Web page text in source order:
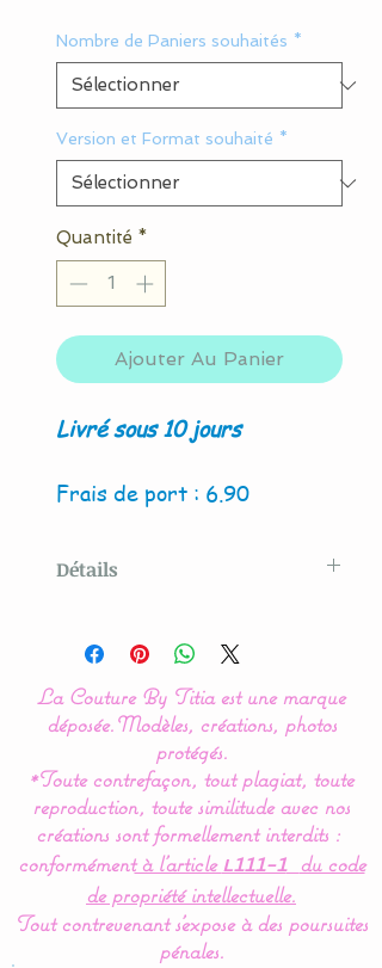
Nombre de Paniers souhaités *
Version et Format souhaité *
Quantité *
Ajouter Au Panier
Livré sous 10 jours
Frais de port : 6.90
Détails
By Titia
Lot de 2 panières, pochons
ou corbeilles de
rangement.
Disponible en 2 versions :
ronde ou carrée.
Très pratique, pour ranger
La Couture By Titia est une marque
déposée.Modèles, créations, photos
protégés.
*Toute contrefaçon, tout plagiat, toute
reproduction, toute similitude avec nos
créations sont formellement interdits :
conformémentà l’article L111-1
du code
de propriété intellectuelle.
Tout contrevenant s'expose à des poursuites
pénales.